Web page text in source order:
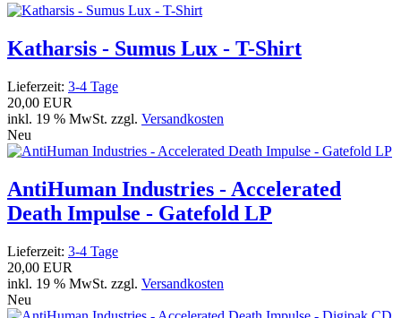
Katharsis - Sumus Lux - T-Shirt
Lieferzeit: 3-4 Tage
20,00 EUR
inkl. 19 % MwSt. zzgl. Versandkosten
Neu
AntiHuman Industries - Accelerated
Death Impulse - Gatefold LP
Lieferzeit: 3-4 Tage
20,00 EUR
inkl. 19 % MwSt. zzgl. Versandkosten
Neu